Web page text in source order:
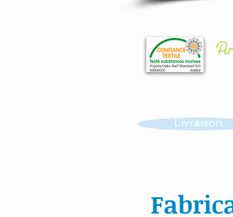
Livraison